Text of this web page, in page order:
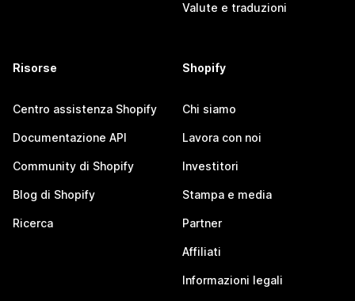
Valute e traduzioni
Risorse
Centro assistenza Shopify
Documentazione API
Community di Shopify
Blog di Shopify
Ricerca
Shopify
Chi siamo
Lavora con noi
Investitori
Stampa e media
Partner
Affiliati
Informazioni legali